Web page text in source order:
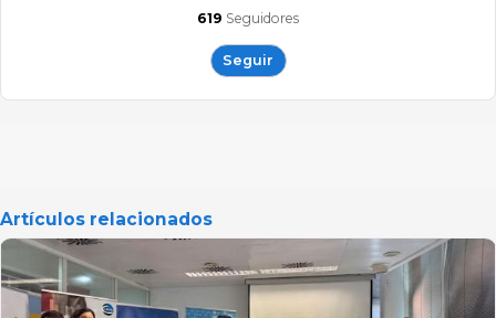
619 Seguidores
Seguir
Artículos relacionados